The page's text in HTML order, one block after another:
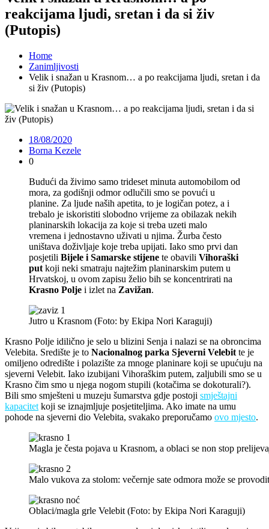
reakcijama ljudi, sretan i da si živ
(Putopis)
Home
Zanimljivosti
Velik i snažan u Krasnom… a po reakcijama ljudi, sretan i da
si živ (Putopis)
18/08/2020
Borna Kezele
0
Budući da živimo samo trideset minuta automobilom od
mora, za godišnji odmor odlučili smo se povući u
planine. Za ljude naših apetita, to je logičan potez, a i
trebalo je iskoristiti slobodno vrijeme za obilazak nekih
planinarskih lokacija za koje si treba uzeti malo
vremena i jednostavno uživati u njima. Žurba često
uništava doživljaje koje treba upijati. Iako smo prvi dan
posjetili Bijele i Samarske stijene te obavili Vihoraški
put koji neki smatraju najtežim planinarskim putem u
Hrvatskoj, u ovom zapisu želio bih se koncentrirati na
Krasno Polje i izlet na Zavižan.
Jutro u Krasnom (Foto: by Ekipa Nori Karaguji)
Krasno Polje idilično je selo u blizini Senja i nalazi se na obroncima
Velebita. Središte je to Nacionalnog parka Sjeverni Velebit te je
omiljeno odredište i polazište za mnoge planinare koji se upućuju na
sjeverni Velebit. Iako izubijani Vihoraškim putem, zaljubili smo se u
Krasno čim smo u njega nogom stupili (kotačima se dokoturali?).
Bili smo smješteni u muzeju šumarstva gdje postoji smještajni
kapacitet koji se iznajmljuje posjetiteljima. Ako imate na umu
pohode na sjeverni dio Velebita, svakako preporučamo ovo mjesto.
Magla je česta pojava u Krasnom, a oblaci se non stop
Malo vukova za stolom: večernje sate odmora može se
Oblaci/magla grle Velebit (Foto: by Ekipa Nori Karaguji)